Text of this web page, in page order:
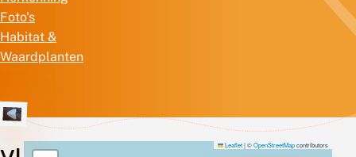
Foto's
Habitat &
Waardplanten
Leaflet|©OpenStreetMapcontributors